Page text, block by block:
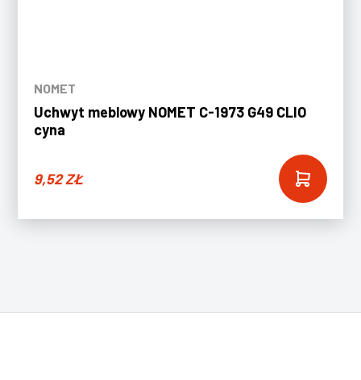
NOMET
Uchwyt meblowy NOMET C-1973 G49 CLIO
cyna
9,52ZŁ